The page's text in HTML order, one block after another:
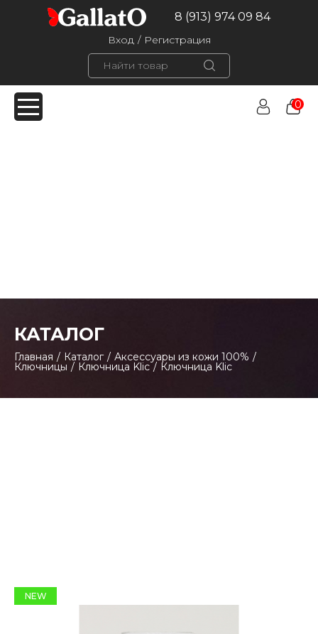
8 (913) 974 09 84
Вход / Регистрация
0
КАТАЛОГ
Главная / Каталог / Аксессуары из кожи 100% /
Ключницы / Ключница Klic / Ключница Klic
NEW